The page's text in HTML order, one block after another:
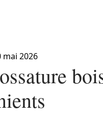
mai 2026